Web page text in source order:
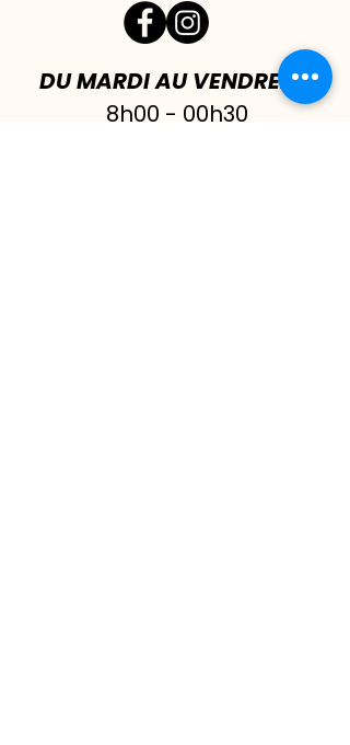
DU MARDI AU VENDREDI|
8h00 - 00h30